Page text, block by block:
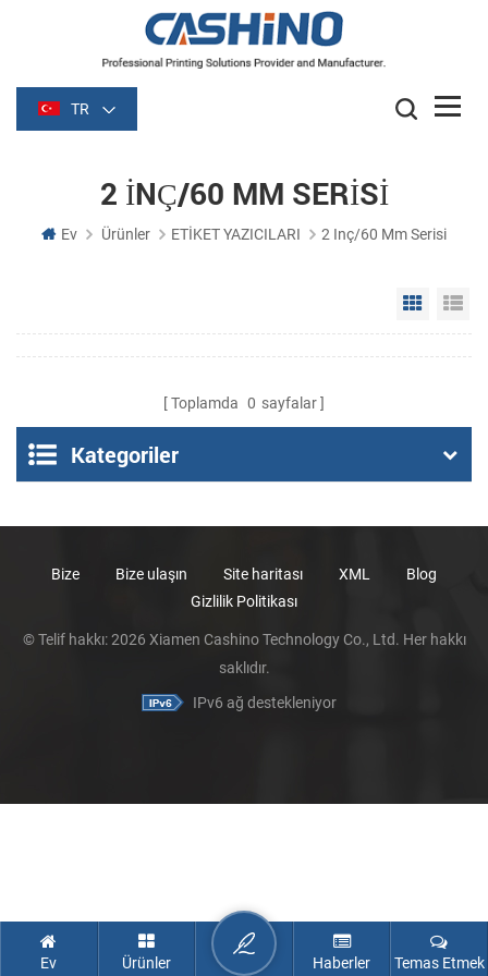
TR
2 INÇ/60 MM SERISI
Ev Ürünler ETİKET YAZICILARI 2 Inç/60 Mm Serisi
Grid
Toplamda 0 sayfalar
Kategoriler
Bize Bize ulaşın Site haritası XML
Blog
Gizlilik Politikası
© Telif hakkı: 2026 Xiamen Cashino Technology Co., Ltd. Her hakkı
saklıdır.
IPv6 ağ destekleniyor
Ev Ürünler Haberler Temas Etmek